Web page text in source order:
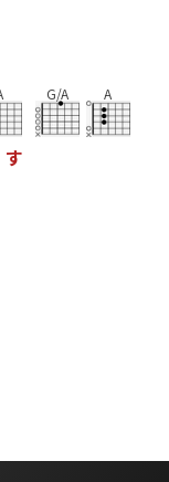
す
G/A A